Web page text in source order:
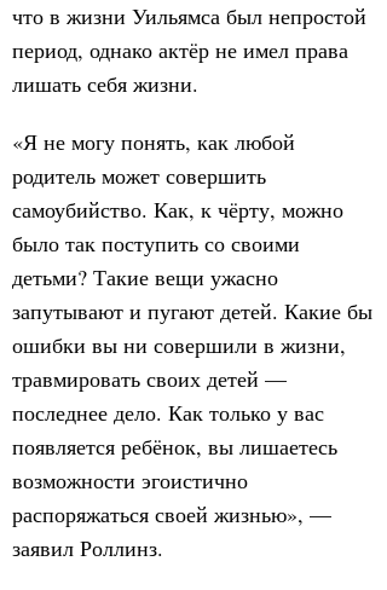
что в жизни Уильямса был непростой
период, однако актёр не имел права
лишать себя жизни.
«Я не могу понять, как любой
родитель может совершить
самоубийство. Как, к чёрту, можно
было так поступить со своими
детьми? Такие вещи ужасно
запутывают и пугают детей. Какие бы
ошибки вы ни совершили в жизни,
травмировать своих детей —
последнее дело. Как только у вас
появляется ребёнок, вы лишаетесь
возможности эгоистично
распоряжаться своей жизнью», —
заявил Роллинз.